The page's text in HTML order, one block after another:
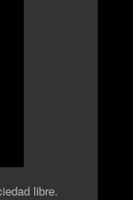
libre.